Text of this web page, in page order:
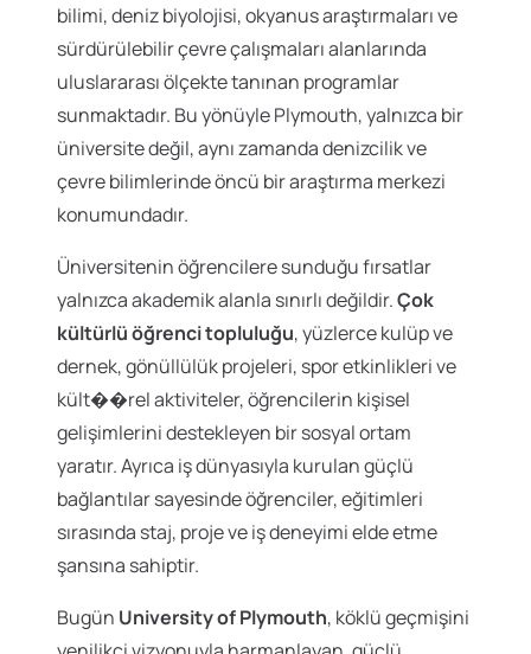
bilimi, deniz biyolojisi, okyanus araştırmaları ve
sürdürülebilir çevre çalışmaları alanlarında
uluslararası ölçekte tanınan programlar
sunmaktadır. Bu yönüyle Plymouth, yalnızca bir
üniversite değil, aynı zamanda denizcilik ve
çevre bilimlerinde öncü bir araştırma merkezi
konumundadır.
Üniversitenin öğrencilere sunduğu fırsatlar
yalnızca akademik alanla sınırlı değildir.Çok
kültürlü öğrenci topluluğu, yüzlerce kulüp ve
dernek, gönüllülük projeleri, spor etkinlikleri ve
kült��rel aktiviteler, öğrencilerin kişisel
gelişimlerini destekleyen bir sosyal ortam
yaratır. Ayrıca iş dünyasıyla kurulan güçlü
bağlantılar sayesinde öğrenciler, eğitimleri
sırasında staj, proje ve iş deneyimi elde etme
şansına sahiptir.
Bugün University of Plymouth, köklü geçmişini